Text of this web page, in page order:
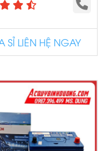
SỈ LIÊN HỆ NGAY